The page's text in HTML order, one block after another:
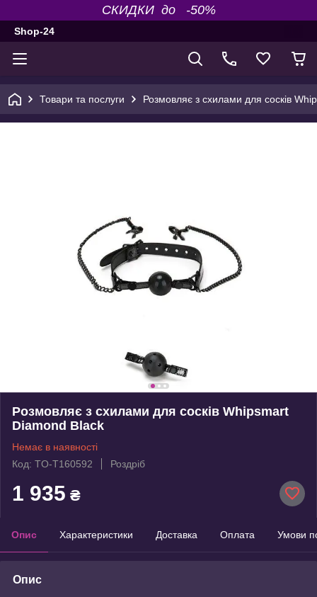
СКИДКИ до -50%
Shop-24
Товари та послуги Розмовляє з схилами для сосків
Розмовляє з схилами для сосків Whipsmart
Diamond Black
Немає в наявності
Код: TO-T160592
Роздріб
1 935 ₴
Опис Характеристики Доставка Оплата Умови
Опис